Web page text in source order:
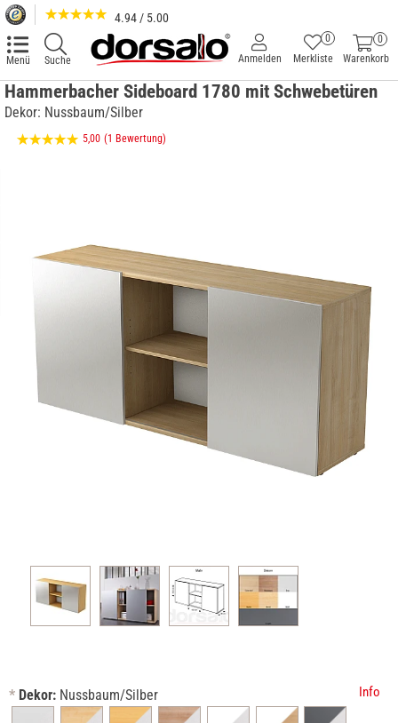
4.94 / 5.00
Menü Suche
0
Warenkorb
Merkliste
0
Anmelden
Hammerbacher Sideboard 1780 mit Schwebetüren
Dekor: Nussbaum/Silber
5,00 (1 Bewertung)
* Dekor: Nussbaum/Silber Info